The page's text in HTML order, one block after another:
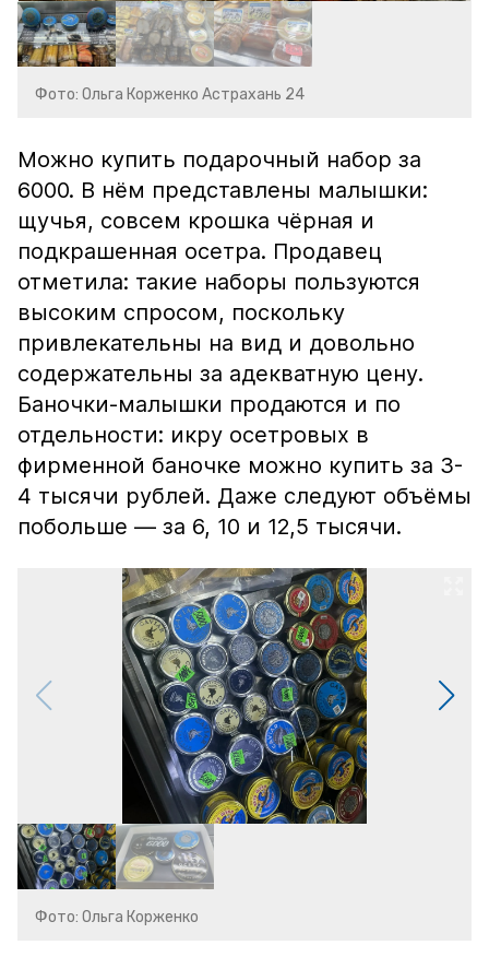
Фото: Ольга Корженко Астрахань 24
Можно купить подарочный набор за
6000. В нём представлены малышки:
щучья, совсем крошка чёрная и
подкрашенная осетра. Продавец
отметила: такие наборы пользуются
высоким спросом, поскольку
привлекательны на вид и довольно
содержательны за адекватную цену.
Баночки-малышки продаются и по
отдельности: икру осетровых в
фирменной баночке можно купить за 3-
4 тысячи рублей. Даже следуют объёмы
побольше — за 6, 10 и 12,5 тысячи.
Фото: Ольга Корженко